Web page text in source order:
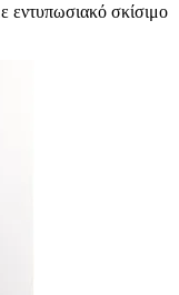
εντυπωσιακό σκίσιμο